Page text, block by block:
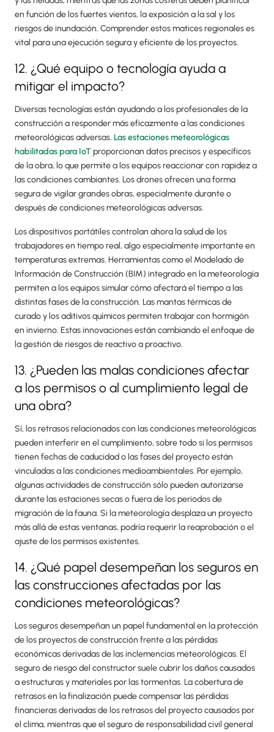
en función de los fuertes vientos, la exposición a la sal y los
riesgos de inundación. Comprender estos matices regionales es
vital para una ejecución segura y eficiente de los proyectos.
12. ¿Qué equipo o tecnología ayuda a
mitigar el impacto?
Diversas tecnologías están ayudando a los profesionales de la
construcción a responder más eficazmente a las condiciones
meteorológicas adversas. Las estaciones meteorológicas
habilitadas para IoTproporcionan datos precisos y específicos
de la obra, lo que permite a los equipos reaccionar con rapidez a
las condiciones cambiantes. Los drones ofrecen una forma
segura de vigilar grandes obras, especialmente durante o
después de condiciones meteorológicas adversas.
Los dispositivos portátiles controlan ahora la salud de los
trabajadores en tiempo real, algo especialmente importante en
temperaturas extremas. Herramientas como el Modelado de
Información de Construcción (BIM) integrado en la meteorología
permiten a los equipos simular cómo afectará el tiempo a las
distintas fases de la construcción. Las mantas térmicas de
curado y los aditivos químicos permiten trabajar con hormigón
en invierno. Estas innovaciones están cambiando el enfoque de
la gestión de riesgos de reactivo a proactivo.
13. ¿Pueden las malas condiciones afectar
a los permisos o al cumplimiento legal de
una obra?
Sí, los retrasos relacionados con las condiciones meteorológicas
pueden interferir en el cumplimiento, sobre todo si los permisos
tienen fechas de caducidad o las fases del proyecto están
vinculadas a las condiciones medioambientales. Por ejemplo,
algunas actividades de construcción sólo pueden autorizarse
durante las estaciones secas o fuera de los periodos de
migración de la fauna. Si la meteorología desplaza un proyecto
más allá de estas ventanas, podría requerir la reaprobación o el
ajuste de los permisos existentes.
14. ¿Qué papel desempeñan los seguros en
las construcciones afectadas por las
condiciones meteorológicas?
Los seguros desempeñan un papel fundamental en la protección
de los proyectos de construcción frente a las pérdidas
económicas derivadas de las inclemencias meteorológicas. El
seguro de riesgo del constructor suele cubrir los daños causados
a estructuras y materiales por las tormentas. La cobertura de
retrasos en la finalización puede compensar las pérdidas
financieras derivadas de los retrasos del proyecto causados por
el clima, mientras que el seguro de responsabilidad civil general